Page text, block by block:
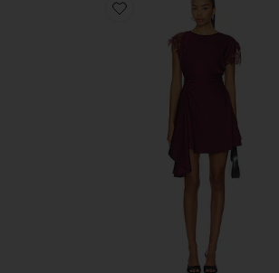
Favorite МИНИ ПЛАТЬЕ С